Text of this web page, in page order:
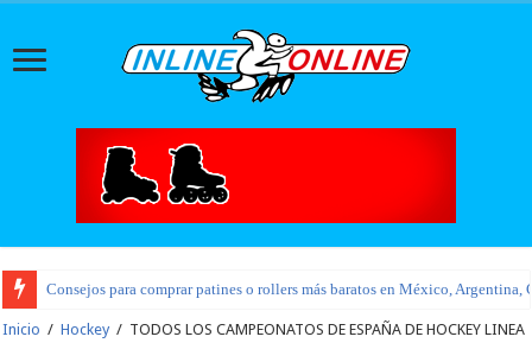
Consejos para comprar patines o rollers más baratos en México, Argentina,
Inicio / Hockey / TODOS LOS CAMPEONATOS DE ESPAÑA DE HOCKEY LINEA